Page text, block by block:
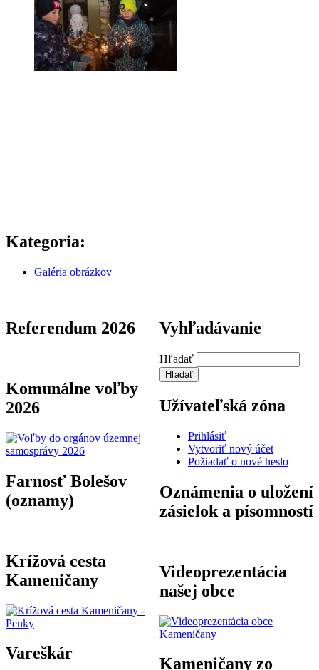
Kategoria:
Galéria obrázkov
Referendum 2026
Komunálne voľby
2026
Farnosť Bolešov
(oznamy)
Krížová cesta
Kameničany
Vareškár
Vyhľadávanie
Hľadať
Užívateľská zóna
Prihlásiť
Vytvoriť nový účet
Požiadať o nové heslo
Oznámenia o uložení
zásielok a písomností
Videoprezentácia
našej obce
Kameničany zo